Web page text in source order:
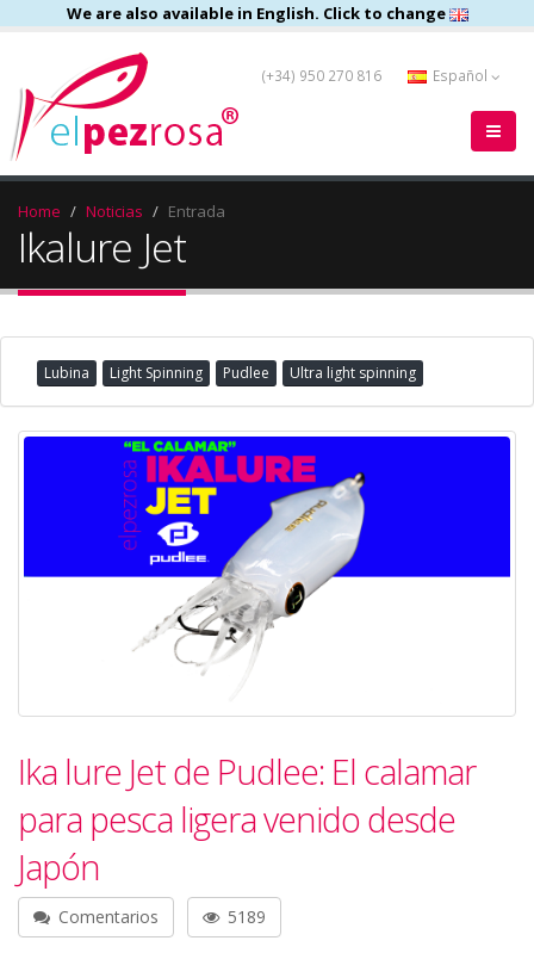
We are also available in English. Click to change
(+34) 950 270 816 Español
Home Noticias Entrada
Ikalure Jet
Lubina Light Spinning Pudlee Ultra light spinning
Ika lure Jet de Pudlee: El calamar
para pesca ligera venido desde
Japón
Comentarios 5189